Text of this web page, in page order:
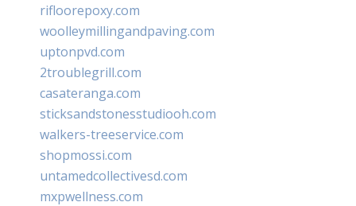
rifloorepoxy.com
woolleymillingandpaving.com
uptonpvd.com
2troublegrill.com
casateranga.com
sticksandstonesstudiooh.com
walkers-treeservice.com
shopmossi.com
untamedcollectivesd.com
mxpwellness.com